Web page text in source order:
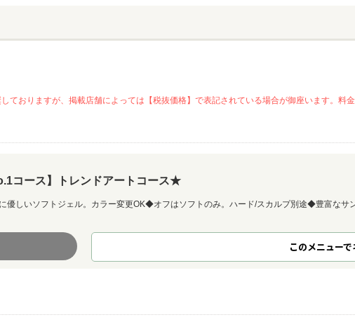
ておりますが、掲載店舗によっては【税抜価格】で表記されている場合が御座います。料
コース】トレンドアートコース★
優しいソフトジェル。カラー変更OK◆オフはソフトのみ。ハード/スカルプ別途◆豊富なサ
このメニュー